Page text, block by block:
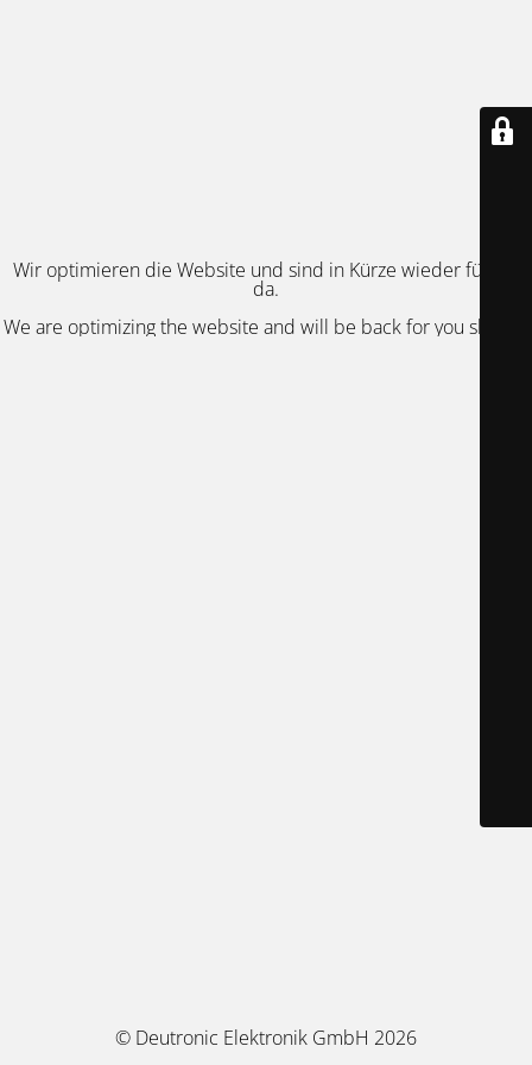
Wir optimieren die Website und sind in Kürze wieder für Sie
da.
We are optimizing the website and will be back for you shortly.
© Deutronic Elektronik GmbH 2026